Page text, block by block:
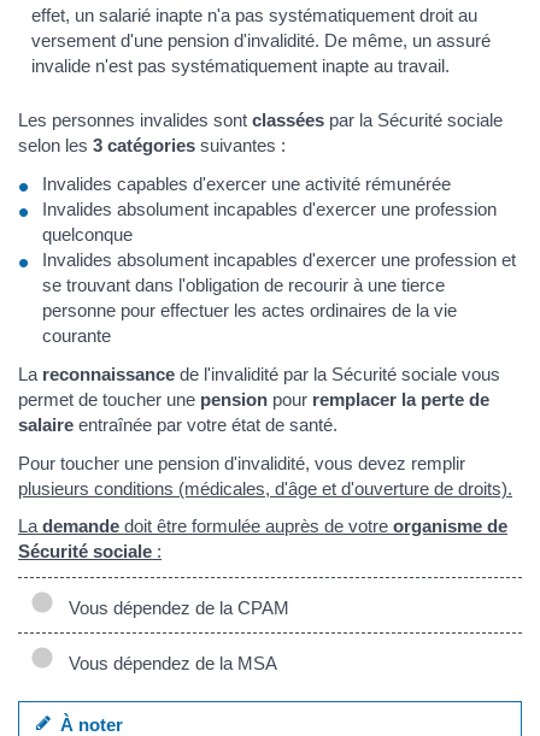
effet, un salarié inapte n'a pas systématiquement droit au
versement d'une pension d'invalidité. De même, un assuré
invalide n'est pas systématiquement inapte au travail.
Les personnes invalides sont classées par la Sécurité sociale
selon les 3 catégories suivantes :
Invalides capables d'exercer une activité rémunérée
Invalides absolument incapables d'exercer une profession
quelconque
Invalides absolument incapables d'exercer une profession et
se trouvant dans l'obligation de recourir à une tierce
personne pour effectuer les actes ordinaires de la vie
courante
La reconnaissance de l'invalidité par la Sécurité sociale vous
permet de toucher une pension pour remplacer la perte de
salaire entraînée par votre état de santé.
Pour toucher une pension d'invalidité, vous devez remplir
plusieurs conditions (médicales, d'âge et d'ouverture de droits).
La demande doit être formulée auprès de votre organisme de
Sécurité sociale :
Vous dépendez de la CPAM
Vous dépendez de la MSA
À noter